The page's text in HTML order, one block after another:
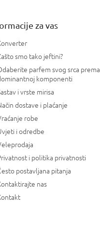
za vas
smo tako jeftini?
parfem svog srca prema
komponenti
i vrste mirisa
dostave i plaćanje
robe
i odredbe
i politika privatnosti
postavljana pitanja
nas